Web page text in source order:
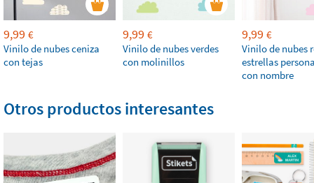
9,99 €
Vinilo de nubes ceniza
con tejas
9,99 €
Vinilo de nubes verdes
con molinillos
9,99 €
Vinilo de nubes
estrellas
con nombre
Otros productos interesantes